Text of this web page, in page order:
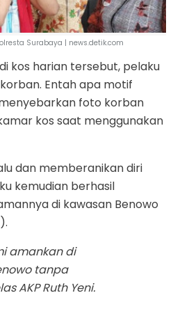
Surabaya | news.detik.com
kos harian tersebut, pelaku
Entah apa motif
foto korban
kos saat menggunakan
dan memberanikan diri
kemudian berhasil
di kawasan Benowo
amankan di
tanpa
AKP Ruth Yeni.